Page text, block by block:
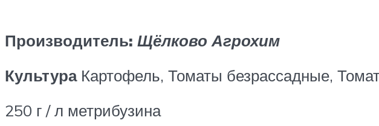
Производитель: Щёлково Агрохим
КультураКартофель, Томаты безрассадные,
250 г / л метрибузина